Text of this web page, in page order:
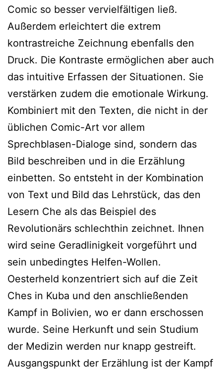
Comic so besser vervielfältigen ließ.
Außerdem erleichtert die extrem
kontrastreiche Zeichnung ebenfalls den
Druck. Die Kontraste ermöglichen aber auch
das intuitive Erfassen der Situationen. Sie
verstärken zudem die emotionale Wirkung.
Kombiniert mit den Texten, die nicht in der
üblichen Comic-Art vor allem
Sprechblasen-Dialoge sind, sondern das
Bild beschreiben und in die Erzählung
einbetten. So entsteht in der Kombination
von Text und Bild das Lehrstück, das den
Lesern Che als das Beispiel des
Revolutionärs schlechthin zeichnet. Ihnen
wird seine Geradlinigkeit vorgeführt und
sein unbedingtes Helfen-Wollen.
Oesterheld konzentriert sich auf die Zeit
Ches in Kuba und den anschließenden
Kampf in Bolivien, wo er dann erschossen
wurde. Seine Herkunft und sein Studium
der Medizin werden nur knapp gestreift.
Ausgangspunkt der Erzählung ist der Kampf